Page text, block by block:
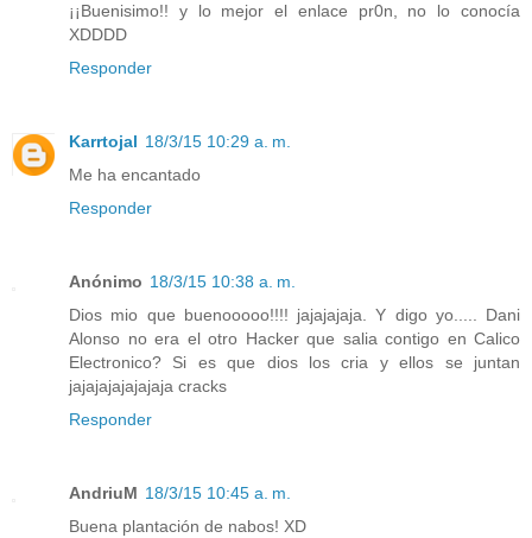
¡¡Buenisimo!! y lo mejor el enlace pr0n, no lo conocía
XDDDD
Responder
Karrtojal 18/3/15 10:29 a. m.
Me ha encantado
Responder
Anónimo 18/3/15 10:38 a. m.
Dios mio que buenooooo!!!! jajajajaja. Y digo yo..... Dani
Alonso no era el otro Hacker que salia contigo en Calico
Electronico? Si es que dios los cria y ellos se juntan
jajajajajajajaja cracks
Responder
AndriuM 18/3/15 10:45 a. m.
Buena plantación de nabos! XD